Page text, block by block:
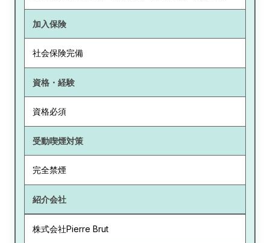
加入保険
社会保険完備
資格・経験
資格必須
受動喫煙対策
完全禁煙
紹介会社
株式会社Pierre Brut